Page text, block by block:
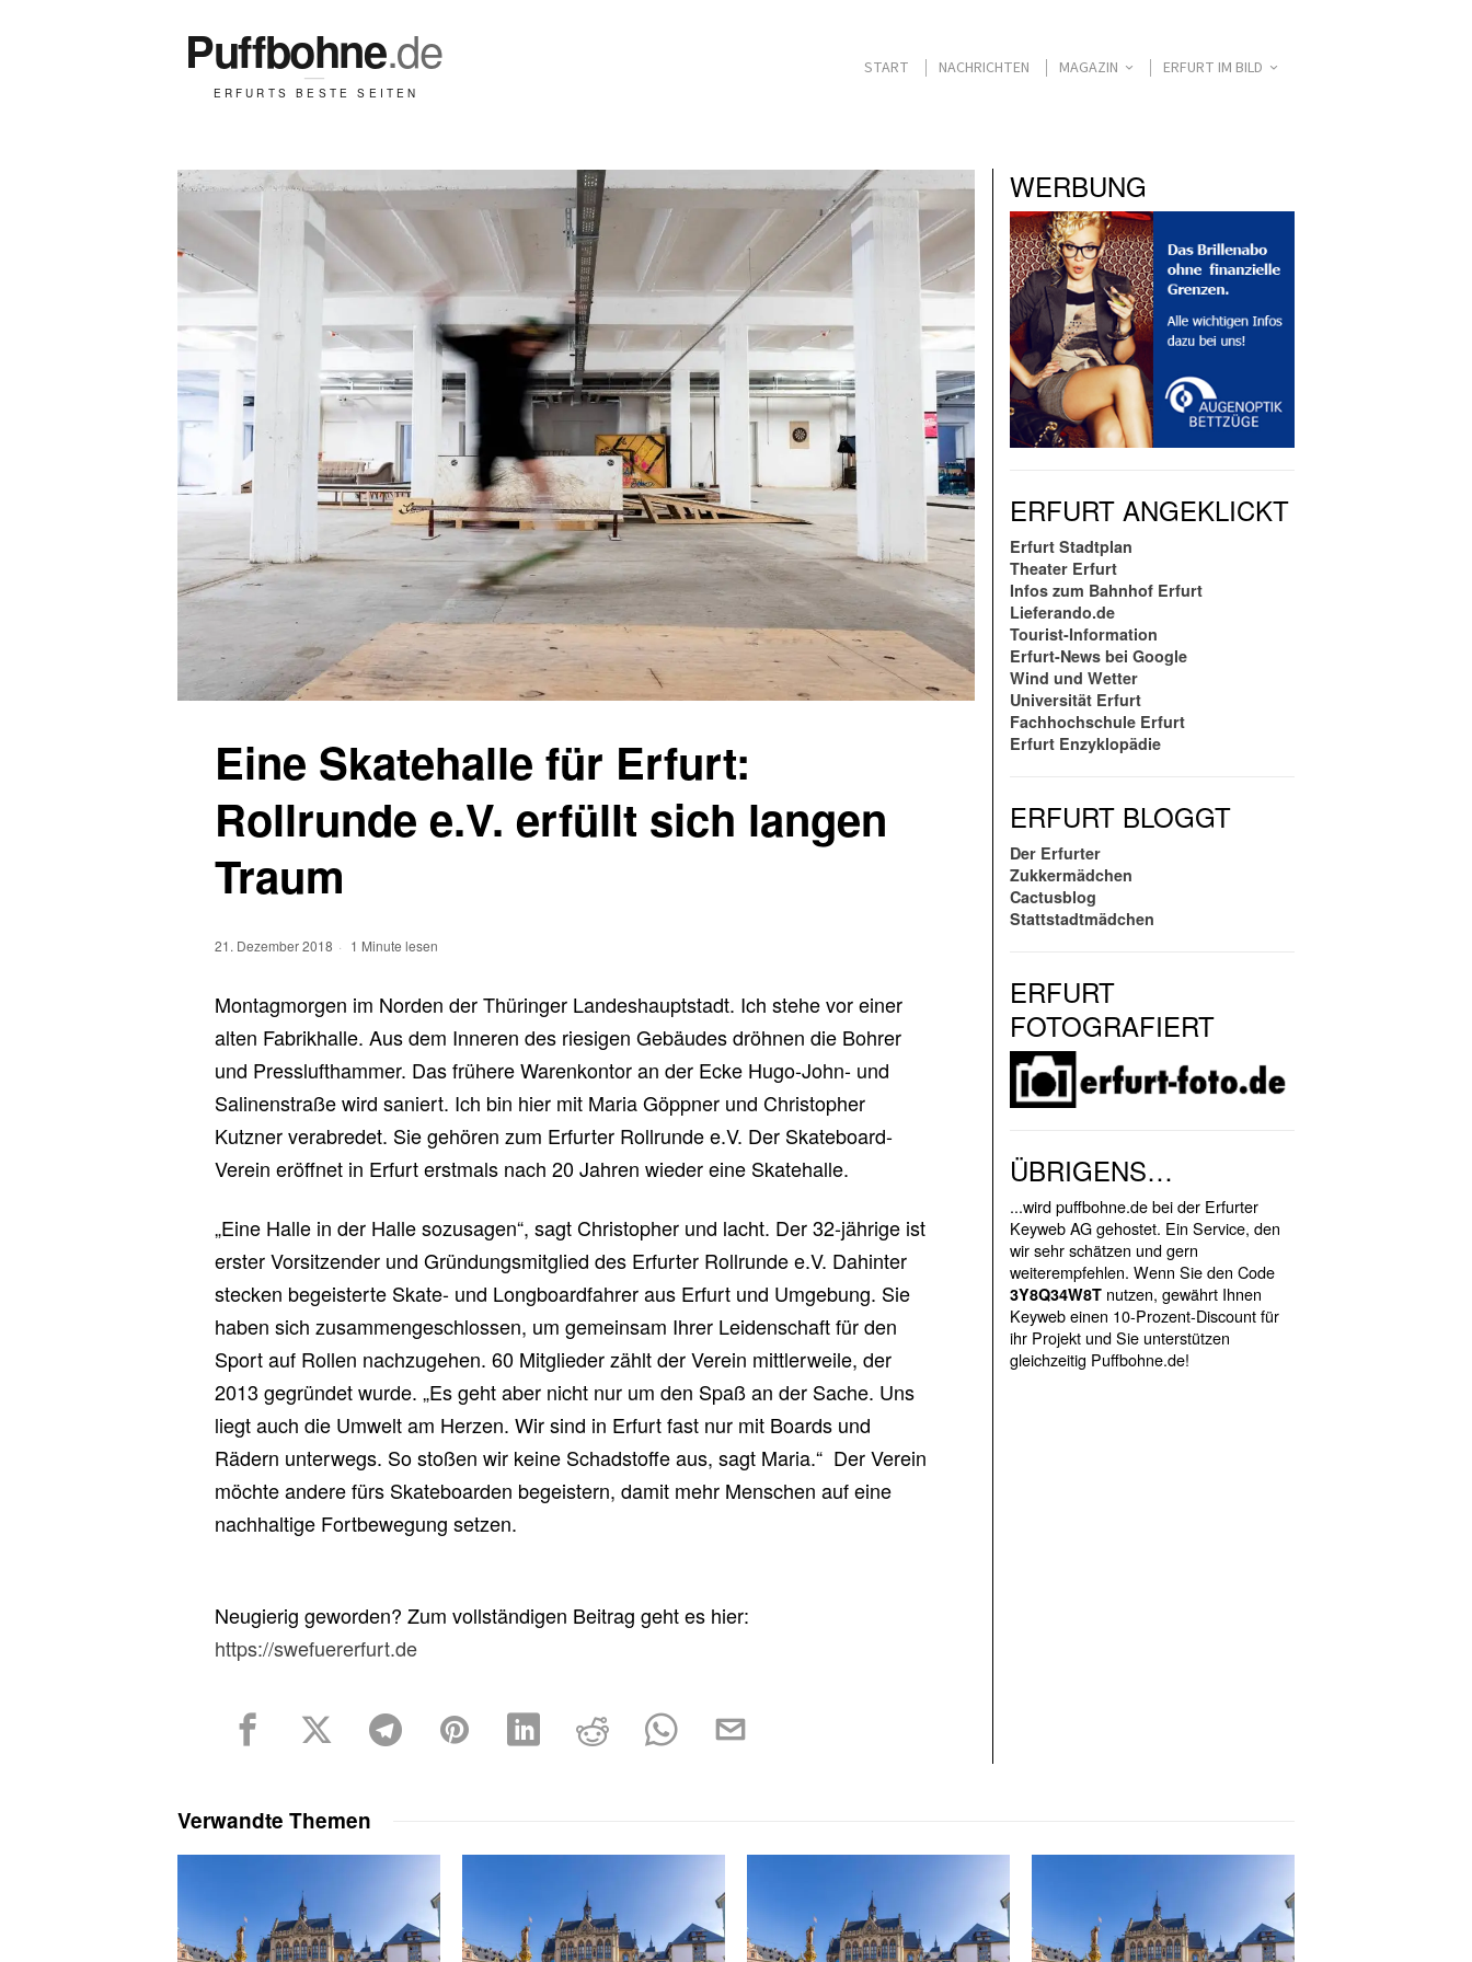
START NACHRICHTEN MAGAZIN ERFURT IM BILD
Eine Skatehalle für Erfurt:
Rollrunde e.V. erfüllt sich langen
Traum
21. Dezember 2018 1 Minute lesen
Montagmorgen im Norden der Thüringer Landeshauptstadt. Ich stehe vor einer
alten Fabrikhalle. Aus dem Inneren des riesigen Gebäudes dröhnen die Bohrer
und Presslufthammer. Das frühere Warenkontor an der Ecke Hugo-John- und
Salinenstraße wird saniert. Ich bin hier mit Maria Göppner und Christopher
Kutzner verabredet. Sie gehören zum Erfurter Rollrunde e.V. Der Skateboard-
Verein eröffnet in Erfurt erstmals nach 20 Jahren wieder eine Skatehalle.
„Eine Halle in der Halle sozusagen“, sagt Christopher und lacht. Der 32-jährige ist
erster Vorsitzender und Gründungsmitglied des Erfurter Rollrunde e.V. Dahinter
stecken begeisterte Skate- und Longboardfahrer aus Erfurt und Umgebung. Sie
haben sich zusammengeschlossen, um gemeinsam Ihrer Leidenschaft für den
Sport auf Rollen nachzugehen. 60 Mitglieder zählt der Verein mittlerweile, der
2013 gegründet wurde. „Es geht aber nicht nur um den Spaß an der Sache. Uns
liegt auch die Umwelt am Herzen. Wir sind in Erfurt fast nur mit Boards und
Rädern unterwegs. So stoßen wir keine Schadstoffe aus, sagt Maria.“ Der Verein
möchte andere fürs Skateboarden begeistern, damit mehr Menschen auf eine
nachhaltige Fortbewegung setzen.
Neugierig geworden? Zum vollständigen Beitrag geht es hier:
https://swefuererfurt.de
WERBUNG
ERFURT ANGEKLICKT
Erfurt Stadtplan
Theater Erfurt
Infos zum Bahnhof Erfurt
Lieferando.de
Tourist-Information
Erfurt-News bei Google
Wind und Wetter
Universität Erfurt
Fachhochschule Erfurt
Erfurt Enzyklopädie
ERFURT BLOGGT
Der Erfurter
Zukkermädchen
Cactusblog
Stattstadtmädchen
ERFURT
FOTOGRAFIERT
ÜBRIGENS…
...wird puffbohne.de bei der Erfurter
Keyweb AG gehostet. Ein Service, den
wir sehr schätzen und gern
weiterempfehlen. Wenn Sie den Code
3Y8Q34W8T nutzen, gewährt Ihnen
Keyweb einen 10-Prozent-Discount für
ihr Projekt und Sie unterstützen
gleichzeitig Puffbohne.de!
Verwandte Themen